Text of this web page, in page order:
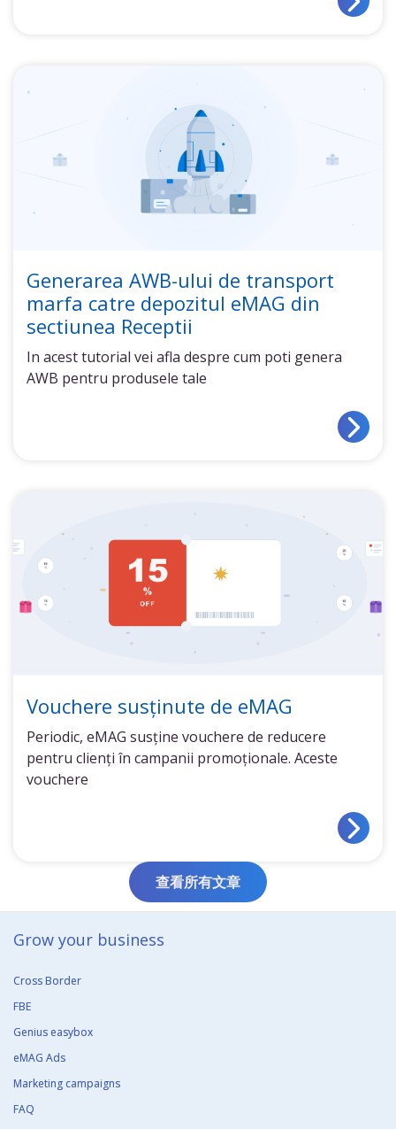
Generarea AWB-ului de transport
marfa catre depozitul eMAG din
sectiunea Receptii
In acest tutorial vei afla despre cum poti genera
AWB pentru produsele tale
Vouchere susținute de eMAG
Periodic, eMAG susține vouchere de reducere
pentru clienți în campanii promoționale. Aceste
vouchere
查看所有文章
Grow your business​
Cross Border
FBE
Genius easybox
eMAG Ads
Marketing campaigns
FAQ